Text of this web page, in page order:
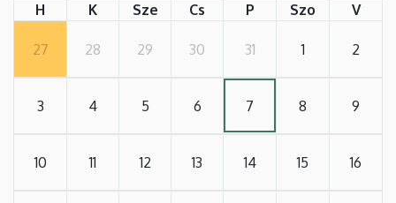
H K Sze Cs P Szo V
27 28 29 30 31 1 2
3 4 5 6 7 8 9
10 11 12 13 14 15 16